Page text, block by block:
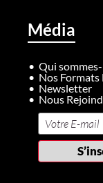
Média
Qui
Nos Formats
Newsletter
Nous